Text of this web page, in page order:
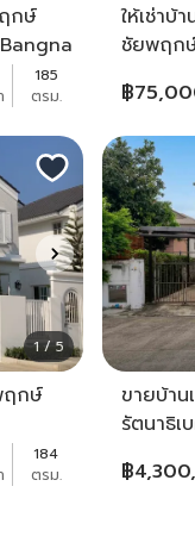
กษ์
185
ตรม.
ให้เช่าบ้
ชัยพฤก
พร้อมเ
฿
1 / 5
ฤกษ์
184
ตรม.
ขายบ้า
รัตนาธิ
฿